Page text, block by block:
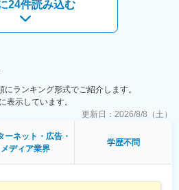
新規）への企画提案・折衝および関係構
、進行管理、メンバー育成などのマネジ
レントの成長戦略や新規プロジェクトの
で挑戦できます。
24件読み込む
ランキング形式でご紹介します。
表示しています。
更新日： 2026/8/8（土）
ーネット・広告・
メディア業界
学歴不問